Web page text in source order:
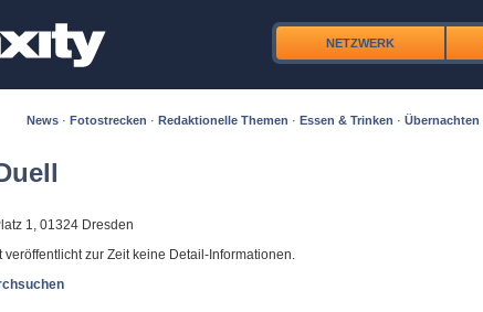
NETZWERK
News · Fotostrecken · Redaktionelle Themen · Essen & Trinken · Übernachten
1, 01324 Dresden
veröffentlicht zur Zeit keine Detail-Informationen.